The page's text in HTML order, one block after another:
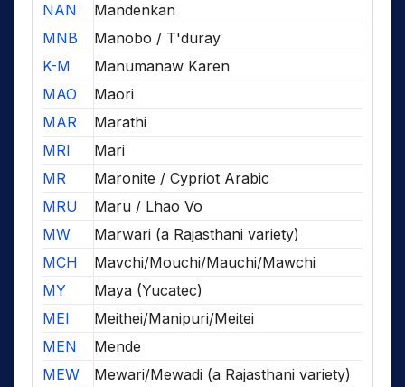
NAN
Mandenkan
MNB
Manobo / T'duray
K-M
Manumanaw Karen
MAO
Maori
MAR
Marathi
MRI
Mari
MR
Maronite / Cypriot Arabic
MRU
Maru / Lhao Vo
MW
Marwari (a Rajasthani variety)
MCH
Mavchi/Mouchi/Mauchi/Mawchi
MY
Maya (Yucatec)
MEI
Meithei/Manipuri/Meitei
MEN
Mende
MEW
Mewari/Mewadi (a Rajasthani variety)